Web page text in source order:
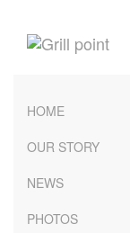
HOME
OUR STORY
NEWS
PHOTOS